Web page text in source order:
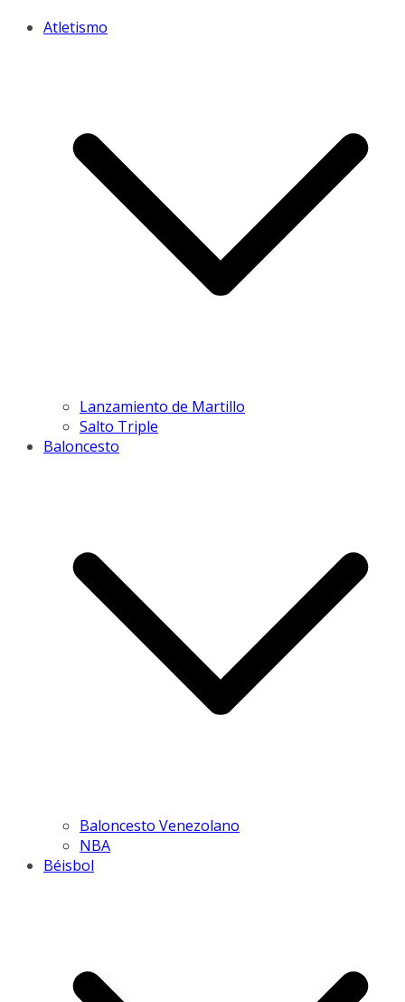
Atletismo
Lanzamiento de Martillo
Salto Triple
Baloncesto
Baloncesto Venezolano
NBA
Béisbol